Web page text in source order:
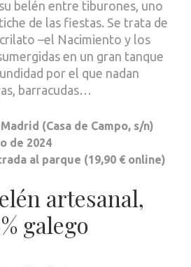
belén entre tiburones, uno
de las fiestas. Se trata de
–el Nacimiento y los
en un gran tanque
por el que nadan
barracudas…
(Casa de Campo, s/n)
de 2024
al parque (19,90 € online)
artesanal,
galego